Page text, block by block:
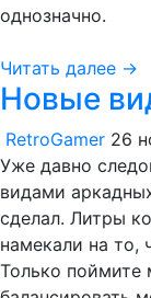
однозначно.
Читать далее →
Новые
RetroGamer 26
Уже давно
видами
сделал. Литры
намекали на то,
Только поймите